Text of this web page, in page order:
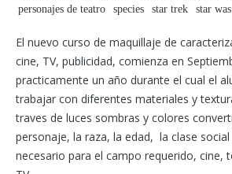
personajes de teatro
species star trek star was
El nuevo curso de maquillaje de
cine, TV, publicidad, comienza en
practicamente un año durante el cual el
trabajar con diferentes materiales y
traves de luces sombras y colores
personaje, la raza, la edad, la clase
necesario para el campo requerido, cine,